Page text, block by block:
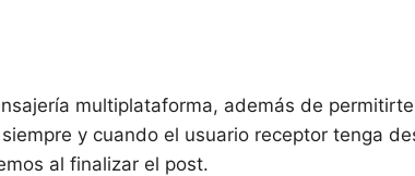
multiplataforma, además de
y cuando el usuario receptor tenga
al finalizar el post.